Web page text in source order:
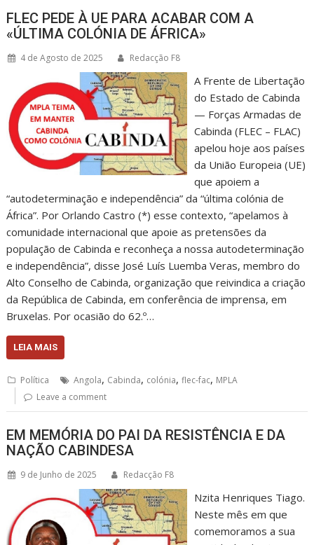
FLEC PEDE À UE PARA ACABAR COM A
«ÚLTIMA COLÓNIA DE ÁFRICA»
4 de Agosto de 2025 Redacção F8
A Frente de Libertação
do Estado de Cabinda
— Forças Armadas de
Cabinda (FLEC – FLAC)
apelou hoje aos países
da União Europeia (UE)
que apoiem a
“autodeterminação e independência” da “última colónia de
África”. Por Orlando Castro (*) esse contexto, “apelamos à
comunidade internacional que apoie as pretensões da
população de Cabinda e reconheça a nossa autodeterminação
e independência”, disse José Luís Luemba Veras, membro do
Alto Conselho de Cabinda, organização que reivindica a criação
da República de Cabinda, em conferência de imprensa, em
Bruxelas. Por ocasião do 62.º…
LEIA MAIS
Política Angola, Cabinda, colónia,flec-fac, MPLA
Leave a comment
EM MEMÓRIA DO PAI DA RESISTÊNCIA E DA
NAÇÃO CABINDESA
9 de Junho de 2025 Redacção F8
Nzita Henriques Tiago.
Neste mês em que
comemoramos a sua